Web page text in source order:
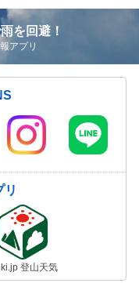
を回避！
アプリ
リ
登山天気